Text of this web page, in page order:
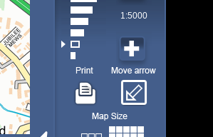
1:5000